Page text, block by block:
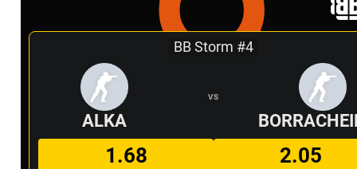
BB Storm #4
ALKA
VS
1.68
2.05